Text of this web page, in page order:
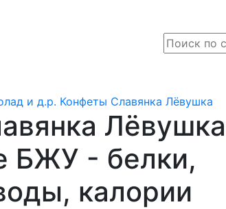
и д.р. Конфеты Славянка Лёвушка
Лёвушка
БЖУ - белки,
калории